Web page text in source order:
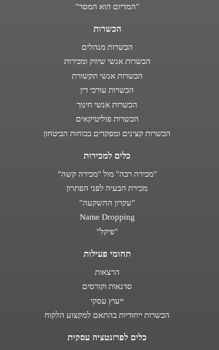
"המדיום הוא המסר"
הכשרות
הכשרות מנהלים
הכשרות אנשי שיווק ומכירות
הכשרות אנשי תקשורת
הכשרות עורכי דין
הכשרות אנשי חינוך
הכשרות פוליטיקאים
הכשרות קצינים ומפקדים בכוחות הביטחון
כלים למכירות
"מכירה רכה" מול "מכירה קשה"
מכירת הבעיה לפני הפתרון
"עקרון ההשקעה"
Name Dropping
"פיקל"
תחומי פעילות
הרצאות
סדנאות וקורסים
ייעוץ עסקי
הכשרות ייחודיות בהתאם למקצוע הלקוח
כלים לפרזנטציה עסקית